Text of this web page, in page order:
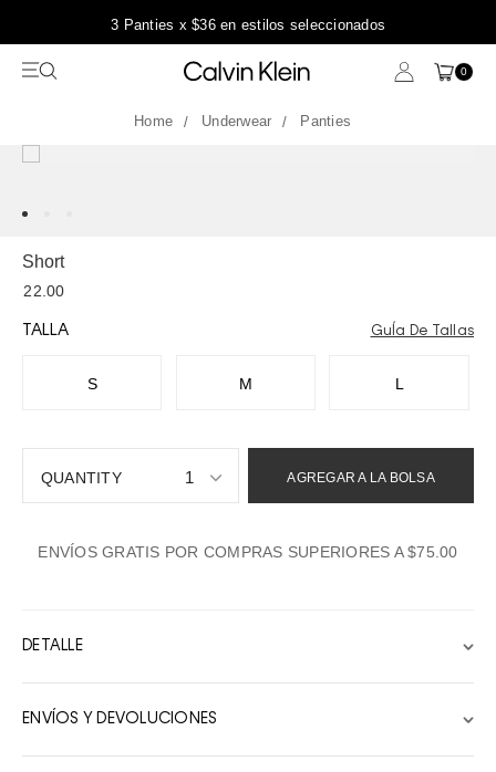
3 Panties x $36 en estilos seleccionados
0
Underwear Panties
Short
22.00
TALLA
S M L
GuÍa De Tallas
1
2
AGREGAR A LA BOLSA
ENVÍOS GRATIS POR COMPRAS SUPERIORES A $75.00
DETALLE
ENVÍOS Y DEVOLUCIONES